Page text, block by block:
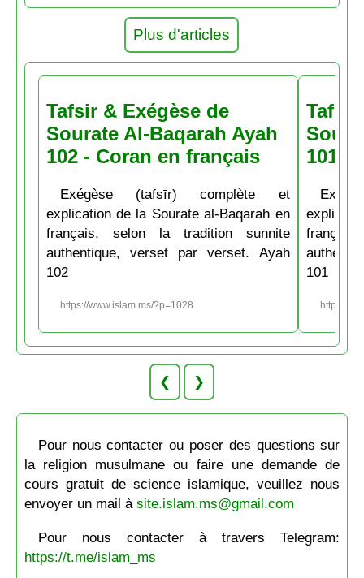
Plus d'articles
Tafsir & Exégèse de
Sourate Al-Baqarah Ayah
102 - Coran en français
Exégèse (tafsīr) complète et
explication de la Sourate al-Baqarah en
français, selon la tradition sunnite
authentique, verset par verset. Ayah
102
https://www.islam.ms/?p=1028
Tafsir
101 -
101
https://
❮ ❯
Pour nous contacter ou poser des questions sur
la religion musulmane ou faire une demande de
cours gratuit de science islamique, veuillez nous
envoyer un mail à site.islam.ms@gmail.com
Pour nous contacter à travers Telegram:
https://t.me/islam_ms